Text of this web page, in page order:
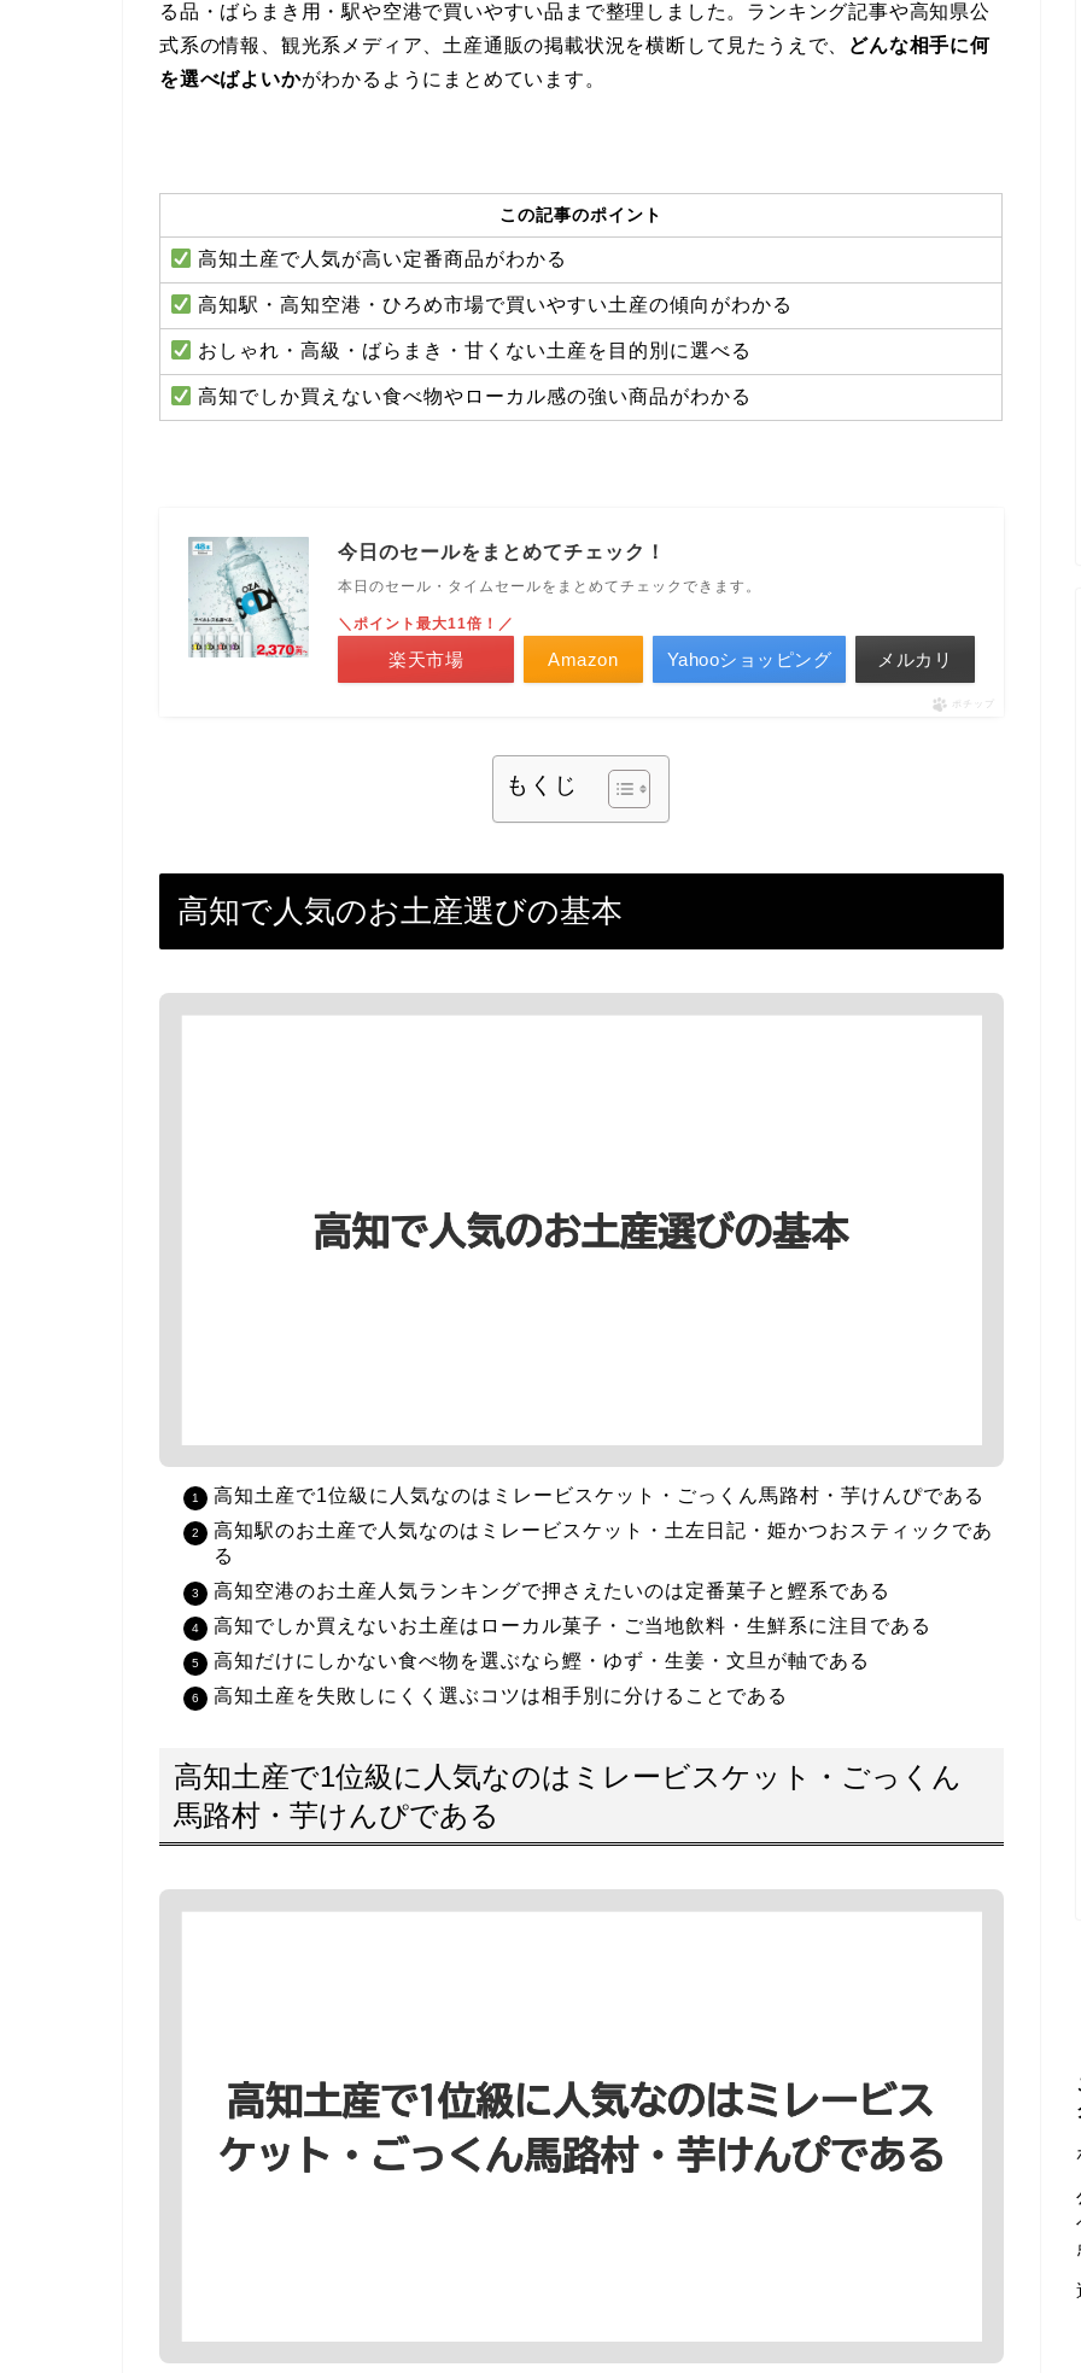
る品・ばらまき用・駅や空港で買いやすい品まで整理しました。ランキング記事や高知県公
式系の情報、観光系メディア、土産通販の掲載状況を横断して見たうえで、
どんな相手に何
を選べばよいかがわかるようにまとめています。
この記事のポイント
高知土産で人気が高い定番商品がわかる
高知駅・高知空港・ひろめ市場で買いやすい土産の傾向がわかる
おしゃれ・高級・ばらまき・甘くない土産を目的別に選べる
高知でしか買えない食べ物やローカル感の強い商品がわかる
今日のセールをまとめてチェック！
本日のセール・タイムセールをまとめてチェックできます。
Amazon
＼ポイント最大11倍！／
楽天市場 Yahooショッピング メルカリ
ポチップ
もくじ
高知で人気のお土産選びの基本
高知土産で1位級に人気なのはミレービスケット・ごっくん馬路村・芋けんぴである
高知駅のお土産で人気なのはミレービスケット・土左日記・姫かつおスティックであ
る
高知空港のお土産人気ランキングで押さえたいのは定番菓子と鰹系である
高知でしか買えないお土産はローカル菓子・ご当地飲料・生鮮系に注目である
高知だけにしかない食べ物を選ぶなら鰹・ゆず・生姜・文旦が軸である
高知土産を失敗しにくく選ぶコツは相手別に分けることである
高知土産で1位級に人気なのはミレービスケット・ごっくん
馬路村・芋けんぴである